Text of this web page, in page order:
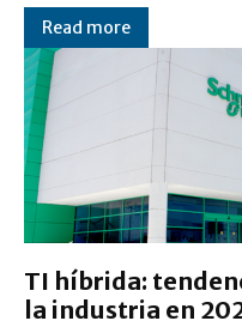
Read more
TI híbrida:
la industria en